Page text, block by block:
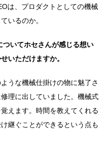
は、プロダクトとしての機械
いるのか。
ついてホセさんが感じる想い
いただけますか。
うな機械仕掛けの物に魅了さ
理に出していました。機械式
えます。時間を教えてくれる
継ぐことができるという点も